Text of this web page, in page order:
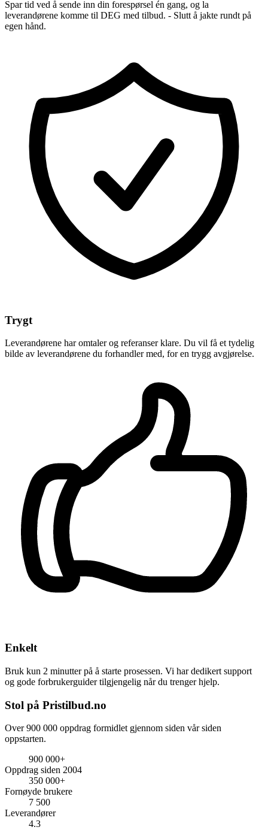
Spar tid ved å sende inn din forespørsel én gang, og la
leverandørene komme til DEG med tilbud. - Slutt å jakte rundt på
egen hånd.
Trygt
Leverandørene har omtaler og referanser klare. Du vil få et tydelig
bilde av leverandørene du forhandler med, for en trygg avgjørelse.
Enkelt
Bruk kun 2 minutter på å starte prosessen. Vi har dedikert support
og gode forbrukerguider tilgjengelig når du trenger hjelp.
Stol på Pristilbud.no
Over 900 000 oppdrag formidlet gjennom siden vår siden
oppstarten.
900 000+
Oppdrag siden 2004
350 000+
Fornøyde brukere
7 500
Leverandører
4.3